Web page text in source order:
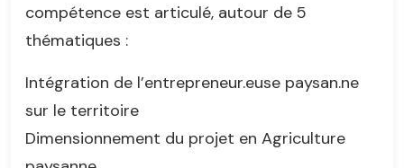
compétence est articulé, autour de 5
thématiques :
Intégration de l’entrepreneur.euse paysan.ne
sur le territoire
Dimensionnement du projet en Agriculture